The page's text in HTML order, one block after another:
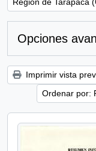
Opciones
Imprimir vista
Ordenar por: